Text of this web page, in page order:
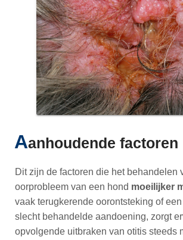
Aanhoudende factoren
Dit zijn de factoren die het behandelen
oorprobleem van een hond moeilijker
vaak terugkerende oorontsteking of
slecht behandelde aandoening, zorgt
opvolgende uitbraken van otitis steeds